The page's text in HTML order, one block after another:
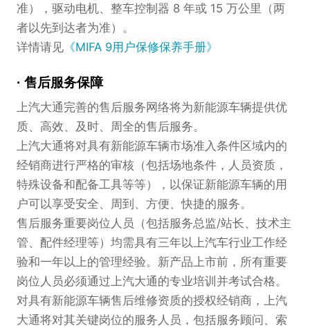
准），驱动电机、整车控制器 8 年或 15 万公里（两
者以先到达者为准）。
详情请见《MIFA 9用户保修保养手册》
售后服务保障
上汽大通完善的售后服务网络将为新能源车辆提供优
质、高效、及时、周全的售后服务。
上汽大通将对具有新能源车辆市场准入条件区域内的
经销商进行严格的审核（包括场地条件，人员资质，
特殊设备和配备工具等等），以保证新能源车辆的用
户可以享受安全、周到、方便、快捷的服务。
售后服务重要岗位人员（包括服务总监/站长、技术主
管、配件经理等）均需具有三年以上汽车行业工作经
验和一年以上的管理经验。新产品上市前，所有重要
岗位人员必须通过上汽大通的专业培训并考试合格。
对具有新能源车辆售后维修资质的授权经销商，上汽
大通将对其关键岗位的服务人员，包括服务顾问、索